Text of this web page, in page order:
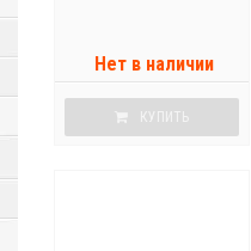
Нет в наличии
КУПИТЬ